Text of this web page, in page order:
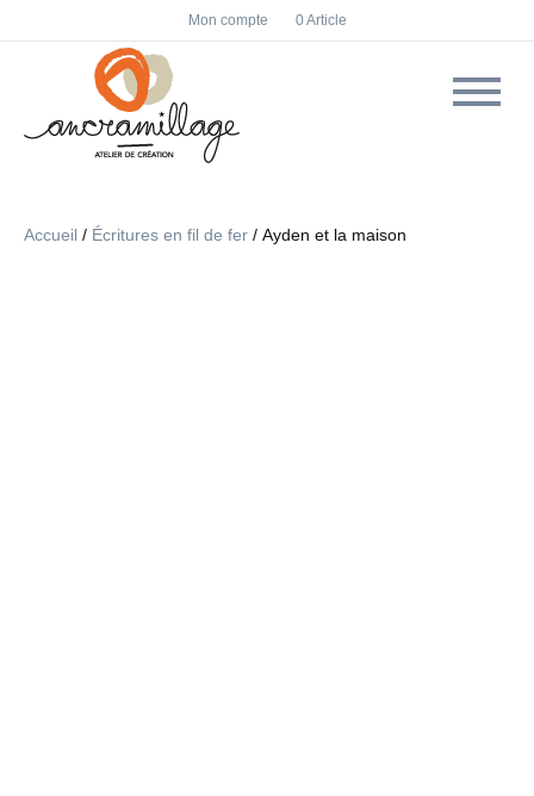
F
a
c
I
n
s
Mon compte 0 Article
Accueil / Écritures en fil de fer / Ayden et la maison